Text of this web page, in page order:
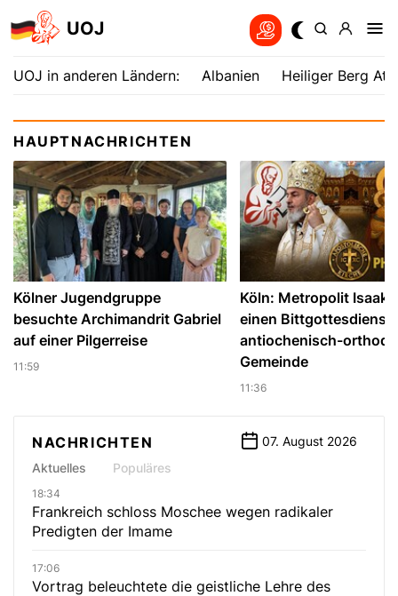
UOJ
UOJ in anderen Ländern: Albanien Heiliger Berg
HAUPTNACHRICHTEN
Kölner Jugendgruppe
besuchte Archimandrit Gabriel
auf einer Pilgerreise
11:59
Köln: Metropolit Isaak
einen Bittgottesdienst
antiochenisch-
Gemeinde
11:36
NACHRICHTEN
07. August 2026
Aktuelles
Populäres
18:34
Frankreich schloss Moschee wegen radikaler
Predigten der Imame
17:06
Vortrag beleuchtete die geistliche Lehre des